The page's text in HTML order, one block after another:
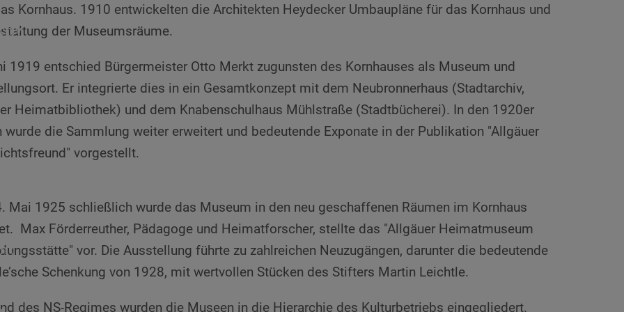
Kornhaus. 1910 entwickelten die Architekten Heydecker Umbaupläne für das Kornhaus und
der Museumsräume.
1919 entschied Bürgermeister Otto Merkt zugunsten des Kornhauses als Museum und
Er integrierte dies in ein Gesamtkonzept mit dem Neubronnerhaus (Stadtarchiv,
Heimatbibliothek) und dem Knabenschulhaus Mühlstraße (Stadtbücherei). In den 1920er
wurde die Sammlung weiter erweitert und bedeutende Exponate in der Publikation "Allgäuer
vorgestellt.
Mai 1925 schließlich wurde das Museum in den neu geschaffenen Räumen im Kornhaus
Max Förderreuther, Pädagoge und Heimatforscher, stellte das "Allgäuer Heimatmuseum
vor. Die Ausstellung führte zu zahlreichen Neuzugängen, darunter die bedeutende
Schenkung von 1928, mit wertvollen Stücken des Stifters Martin Leichtle.
des NS-Regimes wurden die Museen in die Hierarchie des Kulturbetriebs eingegliedert.